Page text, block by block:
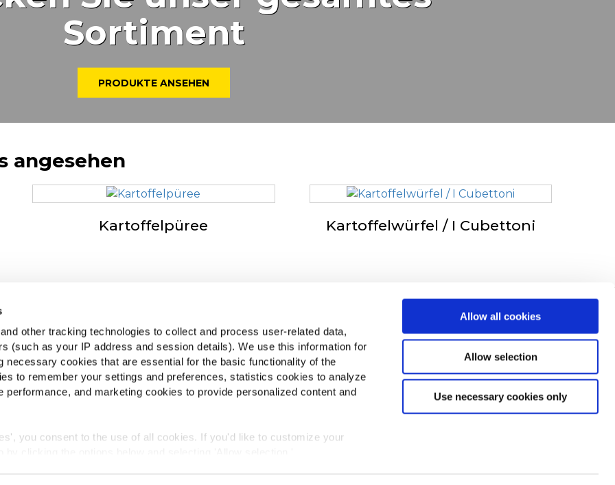
other tracking technologies to collect and process user-related data,
(such as your IP address and session details). We use this information for
necessary cookies that are essential for the basic functionality of the
to remember your settings and preferences, statistics cookies to analyze
performance, and marketing cookies to provide personalized content and
you consent to the use of all cookies. If you'd like to customize your
Allow all cookies
Allow selection
Use necessary cookies only
Sortiment
PRODUKTE ANSEHEN
angesehen
Kartoffelpüree Kartoffelwürfel / I Cubettoni
sind unser Antrieb
Antworten
Webseite wechseln
Alle Länder anzeigen
McCain auf